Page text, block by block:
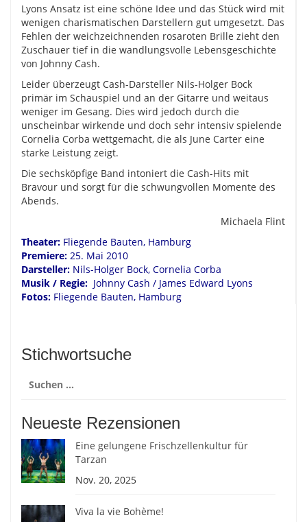
Lyons Ansatz ist eine schöne Idee und das Stück wird mit
wenigen charismatischen Darstellern gut umgesetzt. Das
Fehlen der weichzeichnenden rosaroten Brille zieht den
Zuschauer tief in die wandlungsvolle Lebensgeschichte
von Johnny Cash.
Leider überzeugt Cash-Darsteller Nils-Holger Bock
primär im Schauspiel und an der Gitarre und weitaus
weniger im Gesang. Dies wird jedoch durch die
unscheinbar wirkende und doch sehr intensiv spielende
Cornelia Corba wettgemacht, die als June Carter eine
starke Leistung zeigt.
Die sechsköpfige Band intoniert die Cash-Hits mit
Bravour und sorgt für die schwungvollen Momente des
Abends.
Michaela Flint
Theater: Fliegende Bauten, Hamburg
Premiere: 25. Mai 2010
Darsteller: Nils-Holger Bock, Cornelia Corba
Musik / Regie: Johnny Cash / James Edward Lyons
Fotos: Fliegende Bauten, Hamburg
Stichwortsuche
nach:
Neueste Rezensionen
Eine gelungene Frischzellenkultur für
Tarzan
Nov. 20, 2025
Viva la vie Bohème!